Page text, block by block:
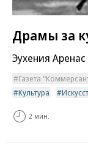
Драмы за
Эухения
Газета
Культура
2 мин.